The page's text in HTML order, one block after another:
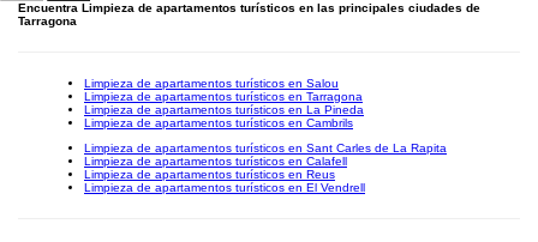
Encuentra Limpieza de apartamentos turísticos en las principales ciudades de
Tarragona
Limpieza de apartamentos turísticos en Salou
Limpieza de apartamentos turísticos en Tarragona
Limpieza de apartamentos turísticos en La Pineda
Limpieza de apartamentos turísticos en Cambrils
Limpieza de apartamentos turísticos en Sant Carles de La Rapita
Limpieza de apartamentos turísticos en Calafell
Limpieza de apartamentos turísticos en Reus
Limpieza de apartamentos turísticos en El Vendrell